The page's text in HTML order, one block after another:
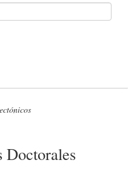
Doctorales